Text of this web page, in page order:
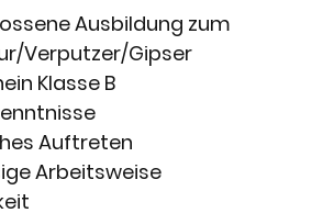
Ausbildung zum
Verputzer/Gipser
Klasse B
Auftreten
Arbeitsweise